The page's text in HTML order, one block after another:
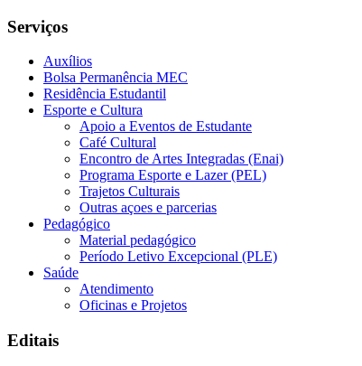
Serviços
Auxílios
Bolsa Permanência MEC
Residência Estudantil
Esporte e Cultura
Apoio a Eventos de Estudante
Café Cultural
Encontro de Artes Integradas (Enai)
Programa Esporte e Lazer (PEL)
Trajetos Culturais
Outras açoes e parcerias
Pedagógico
Material pedagógico
Período Letivo Excepcional (PLE)
Saúde
Atendimento
Oficinas e Projetos
Editais